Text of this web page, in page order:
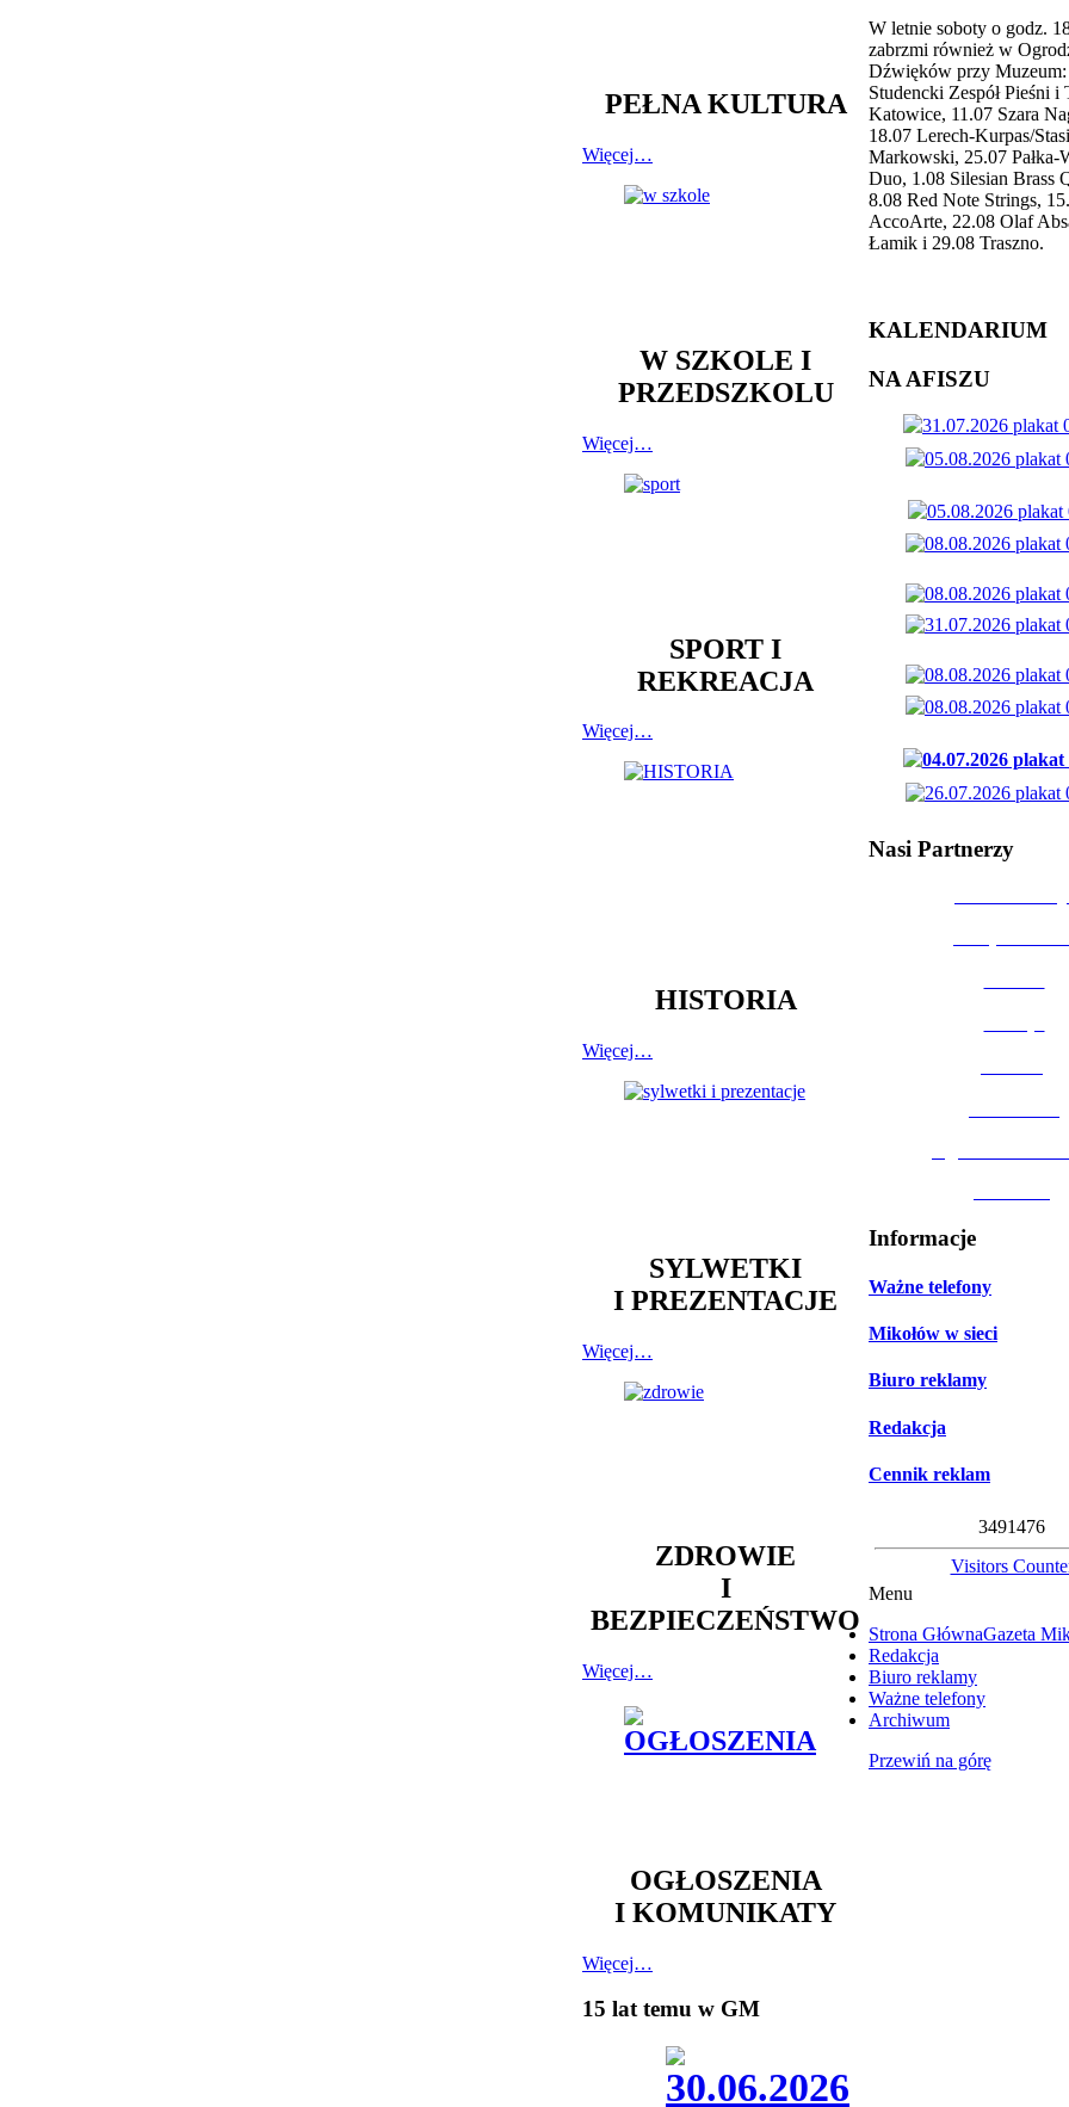
PEŁNA KULTURA
Więcej…
W SZKOLE I
PRZEDSZKOLU
Więcej…
SPORT I
REKREACJA
Więcej…
HISTORIA
Więcej…
SYLWETKI
I PREZENTACJE
Więcej…
ZDROWIE
I
BEZPIECZEŃSTWO
Więcej…
OGŁOSZENIA
I KOMUNIKATY
Więcej…
15 lat temu w GM
W letnie soboty o godz.
zabrzmi również w
Dźwięków przy
Studencki Zespół Pieśni i
Katowice, 11.07 Szara
18.07 Lerech-Kurpas/
Markowski, 25.07 Pałka-
Duo, 1.08 Silesian Brass
8.08 Red Note Strings,
AccoArte, 22.08 Olaf
Łamik i 29.08 Traszno.
KALENDARIUM
NA AFISZU
Nasi Partnerzy
Informacje
Ważne telefony
Mikołów w sieci
Biuro reklamy
Redakcja
Cennik reklam
3491476
Visitors
Menu
Strona GłównaGazeta
Redakcja
Biuro reklamy
Ważne telefony
Archiwum
Przewiń na górę